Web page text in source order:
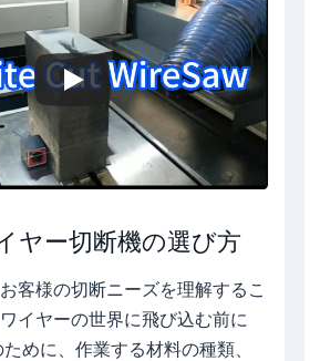
ヤー切断機の選び方
客様の切断ニーズを理解するこ
イヤーの世界に飛び込む前に
めに、作業する材料の種類、